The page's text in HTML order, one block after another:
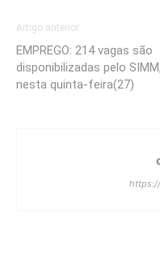
Artigo anterior
EMPREGO: 214 vagas são
disponibilizadas pelo SIMM,
nesta quinta-feira(27)